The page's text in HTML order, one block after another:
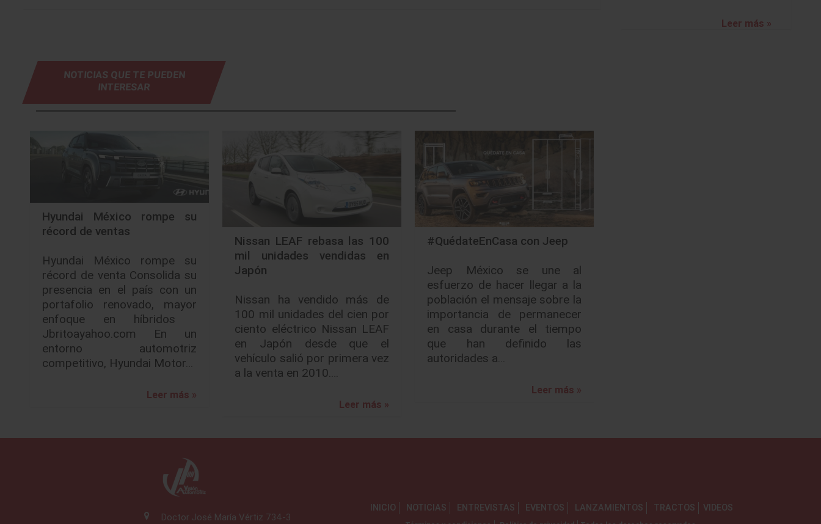
NOTICIAS QUE TE PUEDEN
INTERESAR
Hyundai México rompe su
récord de ventas
Hyundai México rompe su
récord de venta Consolida su
presencia en el país con un
portafolio renovado, mayor
enfoque en híbridos
Jbritoayahoo.com En un
entorno automotriz
competitivo, Hyundai Motor…
Leer más »
Nissan LEAF rebasa las 100
mil unidades vendidas en
Japón
Nissan ha vendido más de
100 mil unidades del cien por
ciento eléctrico Nissan LEAF
en Japón desde que el
vehículo salió por primera vez
a la venta en 2010.…
Leer más »
#QuédateEnCasa con Jeep
Jeep México se une al
esfuerzo de hacer llegar a la
población el mensaje sobre la
importancia de permanecer
en casa durante el tiempo
que han definido las
autoridades a…
Leer más »
Leer más »
Doctor José María Vértiz 734-3
INICIO NOTICIAS ENTREVISTAS EVENTOS LANZAMIENTOS TRACTOS VIDEOS